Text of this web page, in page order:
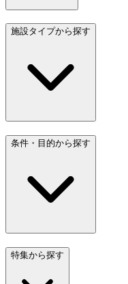
施設タイプから探す
条件・目的から探す
特集から探す